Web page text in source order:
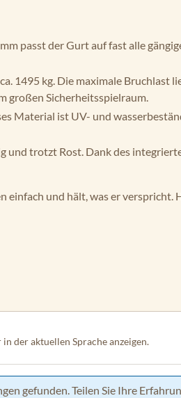
passt der Gurt auf fast alle
1495 kg. Die maximale Bruchlast
großen Sicherheitsspielraum.
Material ist UV- und
und trotzt Rost. Dank des
und hält, was er
der aktuellen Sprache anzeigen.
gefunden. Teilen Sie Ihre